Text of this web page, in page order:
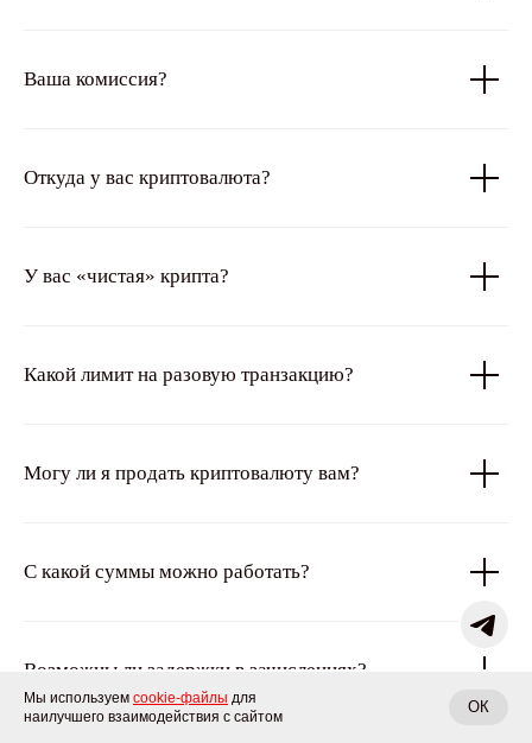
Мы используем cookie-файлы для
наилучшего взаимодействия с сайтом
ОК
Ваша комиссия?
Откуда у вас криптовалюта?
У вас «чистая» крипта?
Какой лимит на разовую транзакцию?
Могу ли я продать криптовалюту вам?
С какой суммы можно работать?
Возможны ли задержки в зачислениях?